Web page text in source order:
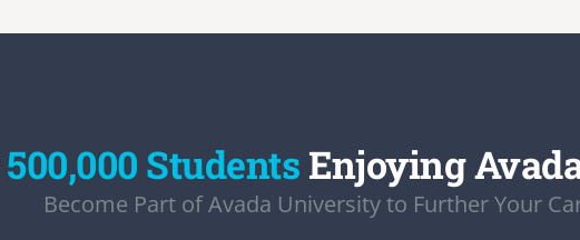
500,000 Students Enjoying
Become Part of Avada University to Further Your